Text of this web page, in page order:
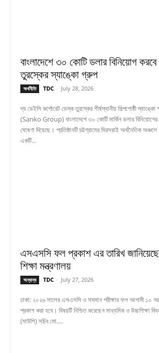
বাংলাদেশে ৩০ কোটি ডলার বিনিয়োগ করবে
তুরস্কের স্যাঙ্কো গ্রুপ
অর্থনীতি TDC - July 28, 2026
দ্য ডেইলি কর্পোরেট ডেস্ক তুরস্কের শীর্ষস্থানীয় শিল্পগোষ্ঠী স্যাঙ্কো গ্রুপ
(Sanko Group) বাংলাদেশে ৩০ কোটি মার্কিন ডলার বিনিয়োগের
ঘোষণা দিয়েছে। প্রতিষ্ঠানটি চট্টগ্রামের মিরসরাই অর্থনৈতিক অঞ্চলে
একটি...
এসএসসি ফল প্রকাশ এর তারিখ জানিয়েছে
শিক্ষা মন্ত্রণালয়
অন্যান্য TDC - July 27, 2026
ঢাকা: ২০২৬ সালের এসএসসি ও সমমান পরীক্ষার ফল আগামী ১০
প্রকাশ করা হবে। বিষয়টি নিশ্চিত করেছেন মাধ্যমিক ও উচ্চশিক্ষা
(মাউশি) সচিব মো....